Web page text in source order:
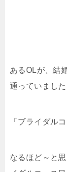
あるOLが、結
通っていました
「ブライダル
なるほど～と